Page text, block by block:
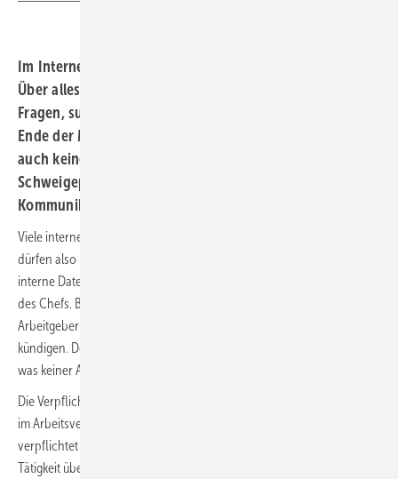
Im Internet-Zeitalter gibt es kaum noch Tabuthemen.
Über alles wird ­offen ­geredet, neugierige Kunden stellen
Fragen, suchen nach Informationen ­während oder am
Ende der Montage. Dabei macht sich der Monteur oft
auch keine großen Gedanken über seine
Schweigepflicht. Lesen Sie, was unser ­
Kommunikationsprofi zu diesem Thema erkannt hat.
Viele interne Daten eines SHK-Betriebs sind nicht für Kunden gedacht,
dürfen also nicht kommuniziert werden, so z. B. Kalkulationen, Löhne,
interne Daten, Informationen über Arbeitskollegen, die Erreichbarkeit
des Chefs. Bei Verstoß gegen die Verschwiegenheit kann der
Arbeitgeber nach vorheriger Abmahnung das Arbeitsverhältnis
kündigen. Der Arbeitgeber kann bezeichnen, was vertraulich ist, über
was keiner Auskunft geben darf.
Die Verpflichtung zur Verschwiegenheit gilt nicht nur dann, wenn sie
im Arbeitsvertrag ausdrücklich vereinbart ist: „Der Arbeitnehmer
verpflichtet sich, während der Dauer und nach Beendigung seiner
Tätigkeit über sämtliche betriebsinternen Kenntnisse sowie alle